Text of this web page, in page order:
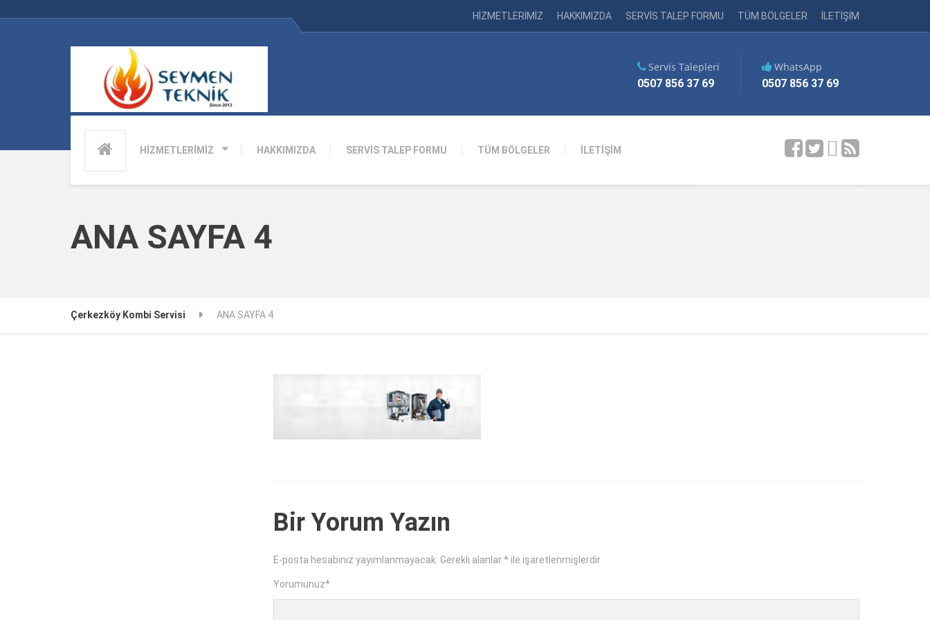
HİZMETLERİMİZ HAKKIMIZDA SERVİS TALEP FORMU TÜM BÖLGELER İLETİŞİM
HİZMETLERİMİZ HAKKIMIZDA SERVİS TALEP FORMU TÜM BÖLGELER İLETİŞİM
Servis Talepleri
0507 856 37 69
WhatsApp
0507 856 37 69
ANA SAYFA 4
Çerkezköy Kombi Servisi ANA SAYFA 4
Bir Yorum Yazın
E-posta hesabınız yayımlanmayacak. Gerekli alanlar*ile işaretlenmişlerdir
Yorumunuz*